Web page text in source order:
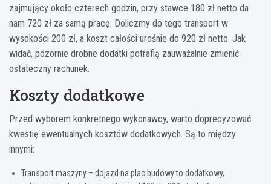
zajmujący około czterech godzin, przy stawce 180 zł netto da
nam 720 zł za samą pracę. Doliczmy do tego transport w
wysokości 200 zł, a koszt całości urośnie do 920 zł netto. Jak
widać, pozornie drobne dodatki potrafią zauważalnie zmienić
ostateczny rachunek.
Koszty dodatkowe
Przed wyborem konkretnego wykonawcy, warto doprecyzować
kwestię ewentualnych kosztów dodatkowych. Są to między
innymi:
Transport maszyny – dojazd na plac budowy to dodatkowy,